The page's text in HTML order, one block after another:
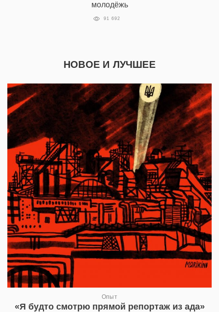
молодёжь
91 692
НОВОЕ И ЛУЧШЕЕ
Опыт
«Я будто смотрю прямой репортаж из ада»